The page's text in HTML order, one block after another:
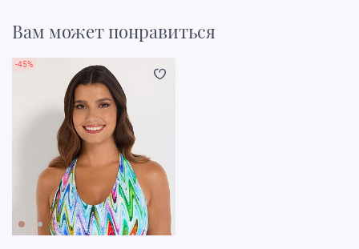
Вам может понравиться
-45%